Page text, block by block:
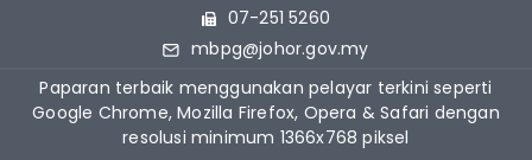
07-251 5260
mbpg@johor.gov.my
Paparan terbaik menggunakan pelayar terkini seperti
Google Chrome, Mozilla Firefox, Opera & Safari dengan
resolusi minimum 1366x768 piksel